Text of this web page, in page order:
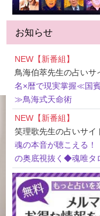
お知らせ
NEW【新番組】
鳥海伯萃先生の占いサ
名×暦で現実掌握≪国
≫鳥海式天命術
NEW【新番組】
笑理歌先生の占いサイ
魂の本音が聴こえる！
の奥底視抜く◆魂唯タ